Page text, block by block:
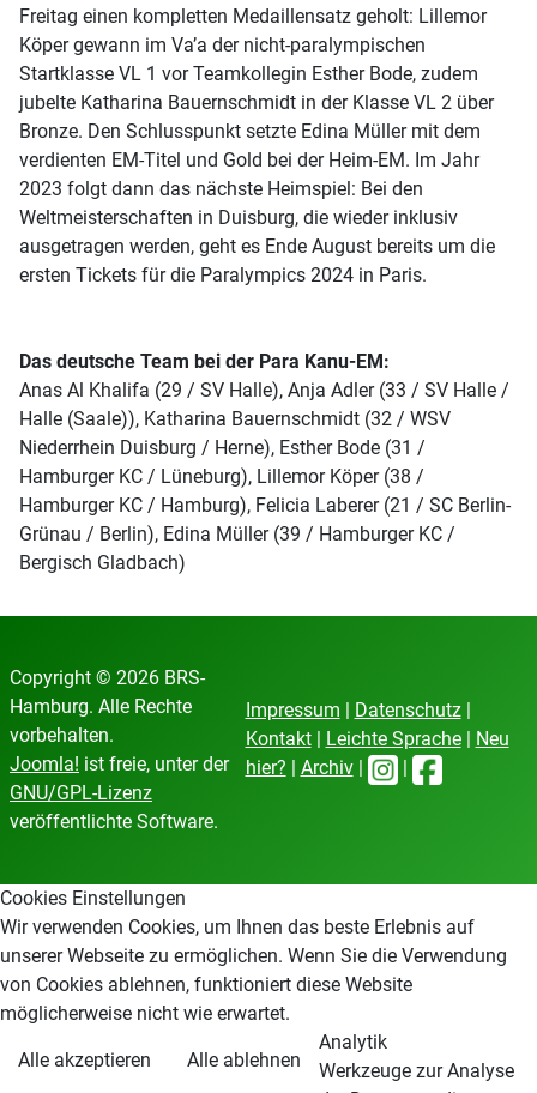
Freitag einen kompletten Medaillensatz geholt: Lillemor
Köper gewann im Va’a der nicht-paralympischen
Startklasse VL 1 vor Teamkollegin Esther Bode, zudem
jubelte Katharina Bauernschmidt in der Klasse VL 2 über
Bronze. Den Schlusspunkt setzte Edina Müller mit dem
verdienten EM-Titel und Gold bei der Heim-EM. Im Jahr
2023 folgt dann das nächste Heimspiel: Bei den
Weltmeisterschaften in Duisburg, die wieder inklusiv
ausgetragen werden, geht es Ende August bereits um die
ersten Tickets für die Paralympics 2024 in Paris.
Das deutsche Team bei der Para Kanu-EM:
Anas Al Khalifa (29 / SV Halle), Anja Adler (33 / SV Halle /
Halle (Saale)), Katharina Bauernschmidt (32 / WSV
Niederrhein Duisburg / Herne), Esther Bode (31 /
Hamburger KC / Lüneburg), Lillemor Köper (38 /
Hamburger KC / Hamburg), Felicia Laberer (21 / SC Berlin-
Grünau / Berlin), Edina Müller (39 / Hamburger KC /
Bergisch Gladbach)
Copyright © 2026 BRS-
Hamburg. Alle Rechte
vorbehalten.
Joomla! ist freie, unter der
GNU/GPL-Lizenz
veröffentlichte Software.
Impressum Datenschutz|
Kontakt| Leichte Sprache|
Neu
hier?
Archiv|
Cookies Einstellungen
Wir verwenden Cookies, um Ihnen das beste Erlebnis auf
unserer Webseite zu ermöglichen. Wenn Sie die Verwendung
von Cookies ablehnen, funktioniert diese Website
möglicherweise nicht wie erwartet.
Alle akzeptieren Alle ablehnen
Analytik
Werkzeuge zur Analyse